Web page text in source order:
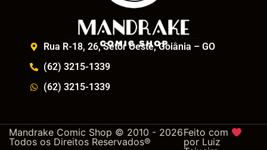
Rua R-18, 26, Setor Oeste, Goiânia – GO
(62) 3215-1339
(62) 3215-1339
Mandrake Comic Shop © 2010 - 2026
Todos os Direitos Reservados®
Feito com
por Luiz